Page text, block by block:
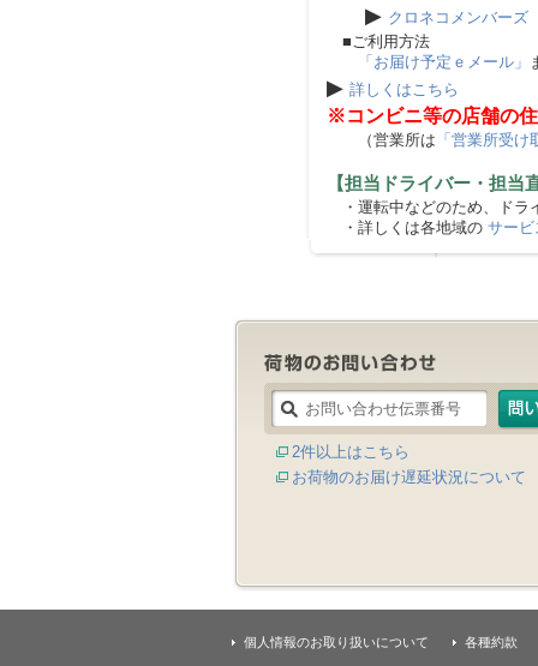
▶ クロネコメンバーズ
■ご利用方法
「お届け予定ｅメール」
▶ 詳しくはこちら
※コンビニ等の店舗の
（営業所は 「営業所受
【担当ドライバー・担当
・運転中などのため、ドラ
・詳しくは各地域の サービ
2件以上はこちら
お荷物のお届け遅延状況について
個人情報のお取り扱いについて 各種約款